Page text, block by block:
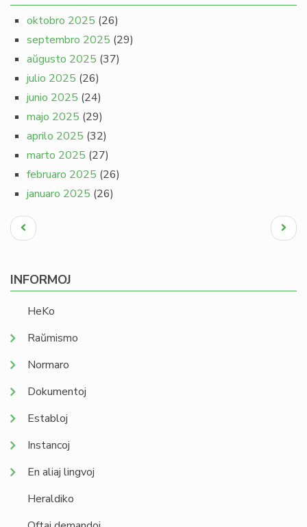
oktobro 2025 (26)
septembro 2025 (29)
aŭgusto 2025 (37)
julio 2025 (26)
junio 2025 (24)
majo 2025 (29)
aprilo 2025 (32)
marto 2025 (27)
februaro 2025 (26)
januaro 2025 (26)
Pagination
Antaŭa
paĝo
Next
page
INFORMOJ
HeKo
Raŭmismo
Normaro
Dokumentoj
Establoj
Instancoj
En aliaj lingvoj
Heraldiko